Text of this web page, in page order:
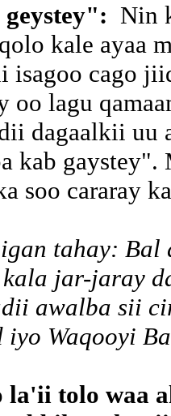
": Nin
kale ayaa
isagoo cago
lagu
dagaalkii
kab
soo cararay
tahay:
jar-jaray
awalba sii
iyo Waqooyi
la'ii tolo waa